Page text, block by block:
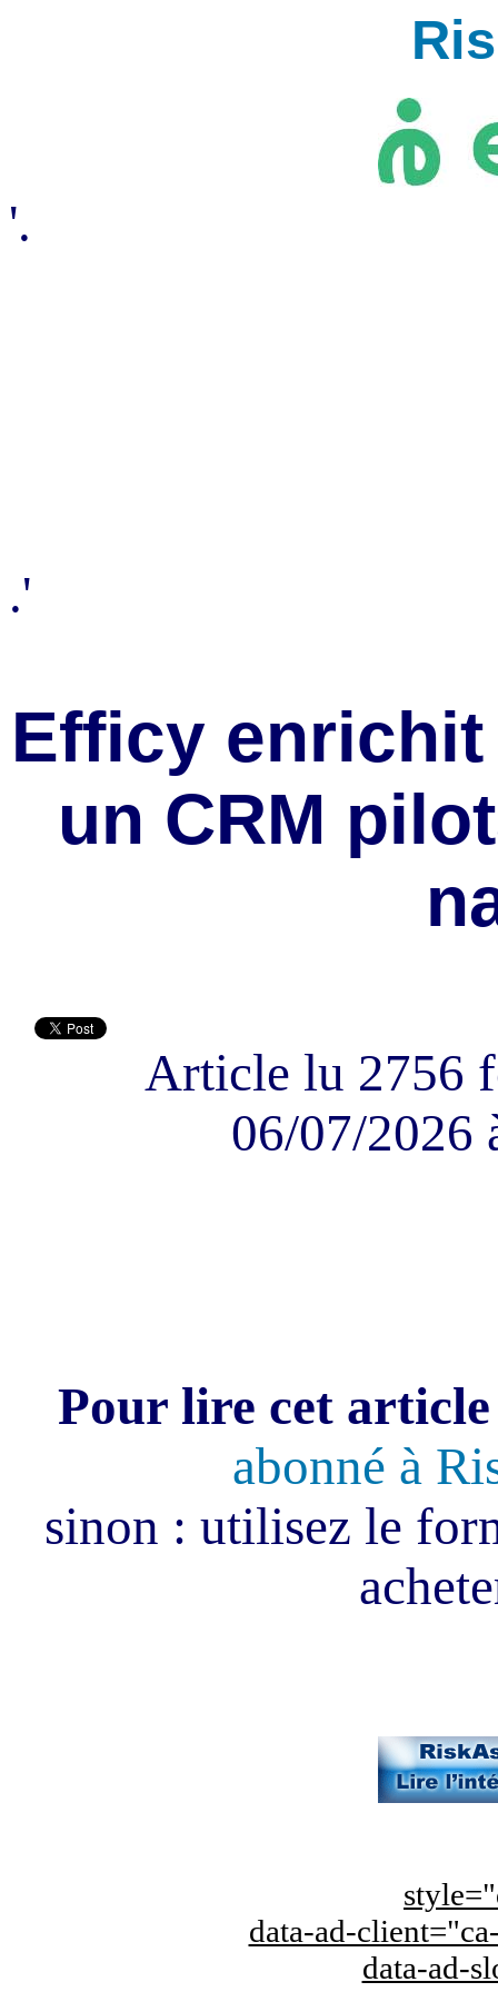
'.
.'
Efficy enrichit
un CRM
Article lu 2756
06/07/2026
Pour lire cet
abonné à
sinon : utilisez le
data-ad-
data-ad-